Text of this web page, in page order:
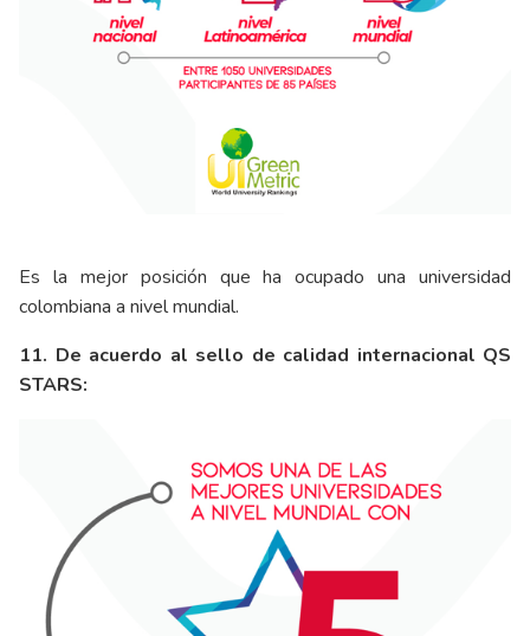
Es la mejor posición que ha ocupado una universidad
colombiana a nivel mundial.
11. De acuerdo al sello de calidad internacional QS
STARS: